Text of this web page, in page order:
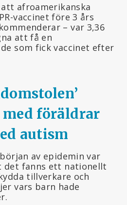
att afroamerikanska
vaccinet före 3 års
– var 3,36
att få en
som fick vaccinet efter
föräldrar
autism
av epidemin var
det fanns ett nationellt
tillverkare och
vars barn hade